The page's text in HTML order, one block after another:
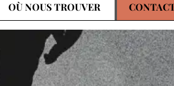
OÙ NOUS TROUVER